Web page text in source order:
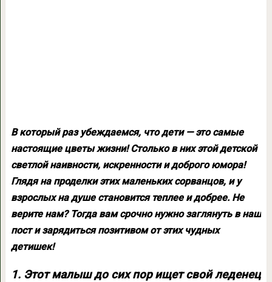
В который раз убеждаемся, что дети — это самые
настоящие цветы жизни! Столько в них этой детской
светлой наивности, искренности и доброго юмора!
Глядя на проделки этих маленьких сорванцов, и у
взрослых на душе становится теплее и добрее. Не
верите нам? Тогда вам срочно нужно заглянуть в наш
пост и зарядиться позитивом от этих чудных
детишек!
1. Этот малыш до сих пор ищет свой леденец